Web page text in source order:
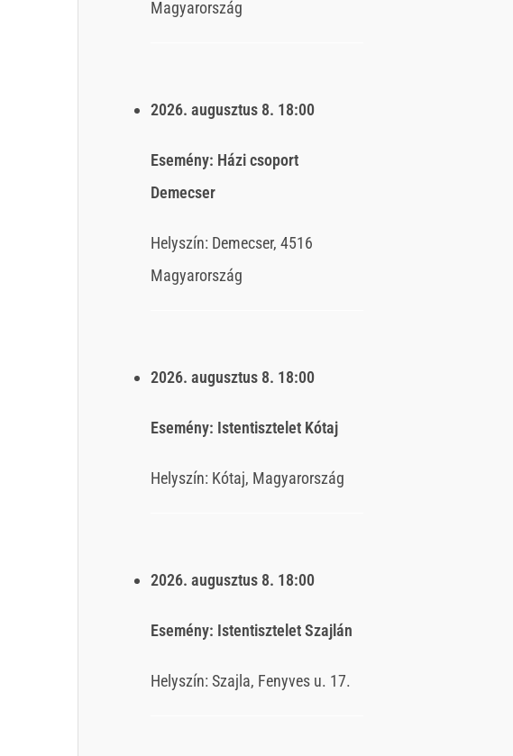
Magyarország
2026. augusztus 8. 18:00
Esemény: Házi csoport
Demecser
Helyszín: Demecser, 4516
Magyarország
2026. augusztus 8. 18:00
Esemény: Istentisztelet Kótaj
Helyszín: Kótaj, Magyarország
2026. augusztus 8. 18:00
Esemény: Istentisztelet Szajlán
Helyszín:Szajla, Fenyves u. 17.